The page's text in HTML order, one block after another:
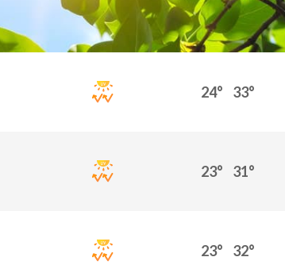
24° 33°
23° 31°
23° 32°